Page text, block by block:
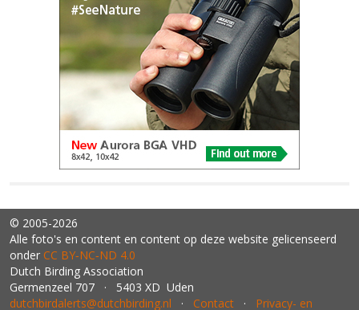
© 2005-2026
Alle foto's en content en content op deze website gelicenseerd
onder CC BY‑NC‑ND 4.0
Dutch Birding Association
Germenzeel 707 · 5403 XD Uden
dutchbirdalerts@dutchbirding.nl · Contact · Privacy- en